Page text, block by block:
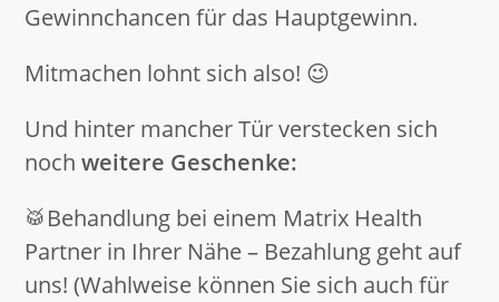
Gewinnchancen für das Hauptgewinn.
Mitmachen lohnt sich also! 😉
Und hinter mancher Tür verstecken sich
nochweitere Geschenke:
🥁Behandlung bei einem Matrix Health
Partner in Ihrer Nähe – Bezahlung geht auf
uns! (Wahlweise können Sie sich auch für